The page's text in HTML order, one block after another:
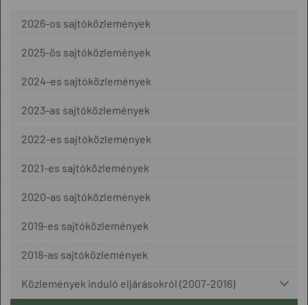
2026-os sajtóközlemények
2025-ös sajtóközlemények
2024-es sajtóközlemények
2023-as sajtóközlemények
2022-es sajtóközlemények
2021-es sajtóközlemények
2020-as sajtóközlemények
2019-es sajtóközlemények
2018-as sajtóközlemények
Közlemények induló eljárásokról (2007-2016)